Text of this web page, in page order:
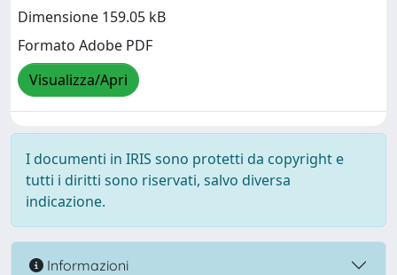
Dimensione 159.05 kB
Formato Adobe PDF
Visualizza/Apri
I documenti in IRIS sono protetti da copyright e
tutti i diritti sono riservati, salvo diversa
indicazione.
Informazioni